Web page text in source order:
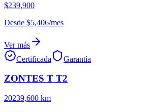
$239,900
Desde $5,406/mes
Ver más
Certificada
Garantía
ZONTES T T2
20239,600 km